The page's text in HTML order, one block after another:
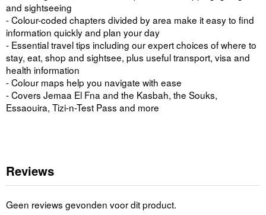
and sightseeing
- Colour-coded chapters divided by area make it easy to find
information quickly and plan your day
- Essential travel tips including our expert choices of where to
stay, eat, shop and sightsee, plus useful transport, visa and
health information
- Colour maps help you navigate with ease
- Covers Jemaa El Fna and the Kasbah, the Souks,
Essaouira, Tizi-n-Test Pass and more
Reviews
Geen reviews gevonden voor dit product.